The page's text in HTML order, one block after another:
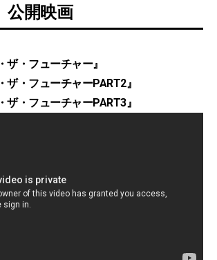
公開映画
ザ・フューチャー』
ザ・フューチャーPART2』
ザ・フューチャーPART3』